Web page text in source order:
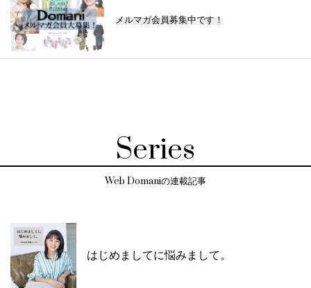
メルマガ会員募集中です！
Series
Web Domaniの連載記事
はじめましてに悩みまして。